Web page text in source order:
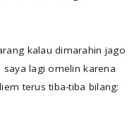
kalau dimarahin jago
saya lagi omelin karena
terus tiba-tiba bilang: